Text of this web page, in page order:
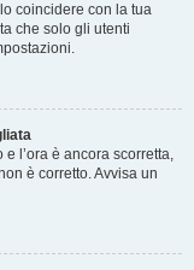
coincidere con la tua
che solo gli utenti
l’ora è ancora scorretta,
è corretto. Avvisa un